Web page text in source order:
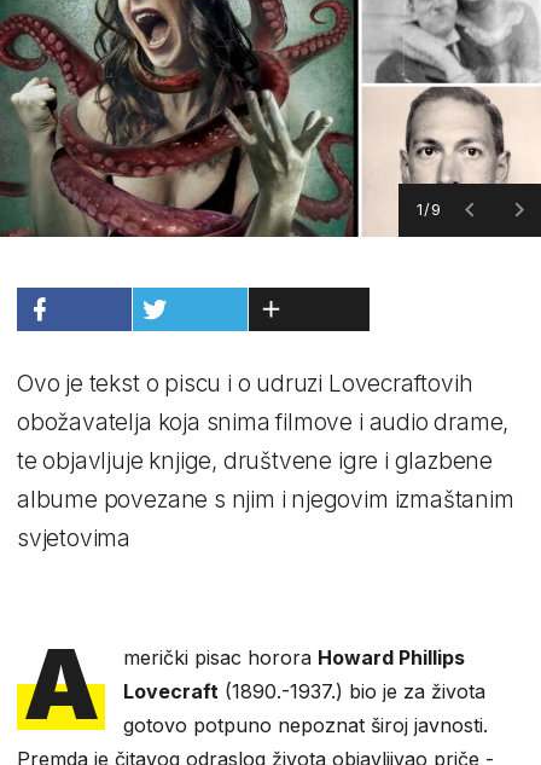
1/9
Ovo je tekst o piscu i o udruzi Lovecraftovih
obožavatelja koja snima filmove i audio drame,
te objavljuje knjige, društvene igre i glazbene
albume povezane s njim i njegovim izmaštanim
svjetovima
A merički pisac horora Howard Phillips
Lovecraft (1890.-1937.) bio je za života
gotovo potpuno nepoznat široj javnosti.
Premda je čitavog odraslog života objavljivao priče -